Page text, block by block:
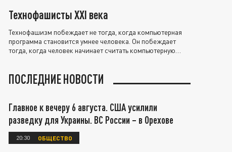
Технофашисты XXI века
Технофашизм побеждает не тогда, когда компьютерная
программа становится умнее человека. Он побеждает
тогда, когда человек начинает считать компьютерную
ПОСЛЕДНИЕ НОВОСТИ
Главное к вечеру 6 августа. США усилили
разведку для Украины. ВС России – в Орехове
20:30 ОБЩЕСТВО